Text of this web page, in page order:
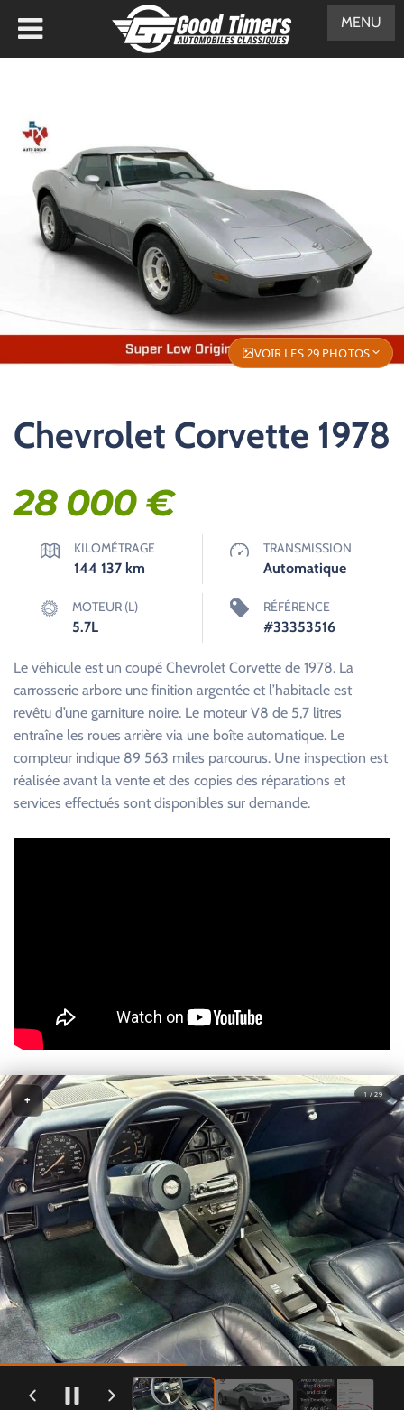
VOIR LES 29 PHOTOS
Chevrolet Corvette 1978
28 000€
KILOMÉTRAGE
144 137 km
TRANSMISSION
Automatique
MOTEUR (L)
5.7L
RÉFÉRENCE
#33353516
Le véhicule est un coupé Chevrolet Corvette de 1978. La
carrosserie arbore une finition argentée et l’habitacle est
revêtu d’une garniture noire. Le moteur V8 de 5,7 litres
entraîne les roues arrière via une boîte automatique. Le
compteur indique 89 563 miles parcourus. Une inspection est
réalisée avant la vente et des copies des réparations et
services effectués sont disponibles sur demande.
1 / 29
+
MENU